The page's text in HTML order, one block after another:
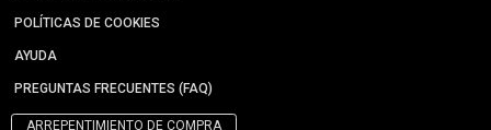
POLÍTICAS DE COOKIES
AYUDA
PREGUNTAS FRECUENTES (FAQ)
ARREPENTIMIENTO DE COMPRA